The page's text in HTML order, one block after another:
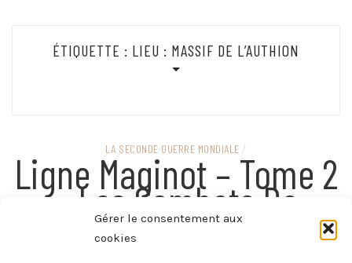
Gérer le consentement aux
cookies
LITTÉRATURE EN
ÉTIQUETTE : LIEU : MASSIF DE L’AUTHION
LA SECONDE GUERRE MONDIALE /
Ligne Maginot – Tome 2
– Les Combats De
L’Authion